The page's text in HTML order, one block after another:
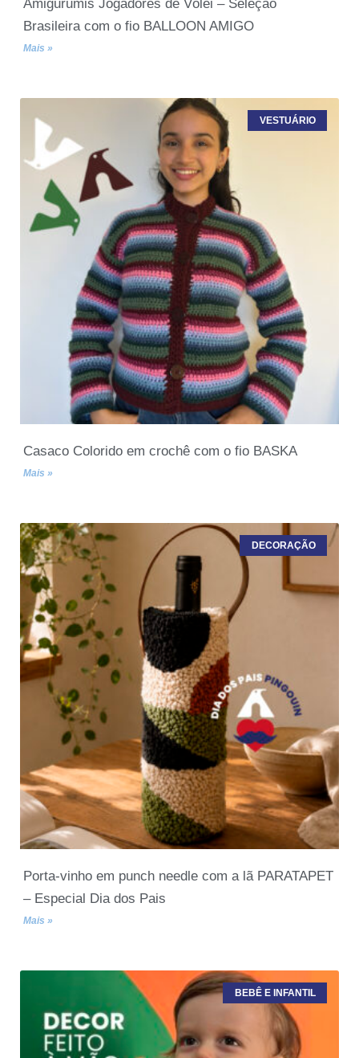
Amigurumis Jogadores de Vôlei – Seleção
Brasileira com o fio BALLOON AMIGO
Mais »
VESTUÁRIO
Casaco Colorido em crochê com o fio BASKA
Mais »
DECORAÇÃO
Porta-vinho em punch needle com a lã PARATAPET
– Especial Dia dos Pais
Mais »
BEBÊ E INFANTIL